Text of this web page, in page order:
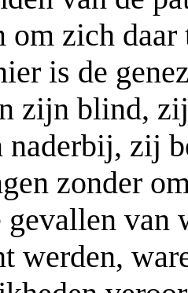
om zich daar
is de
zijn blind,
naderbij, zij
zonder
gevallen van
werden,